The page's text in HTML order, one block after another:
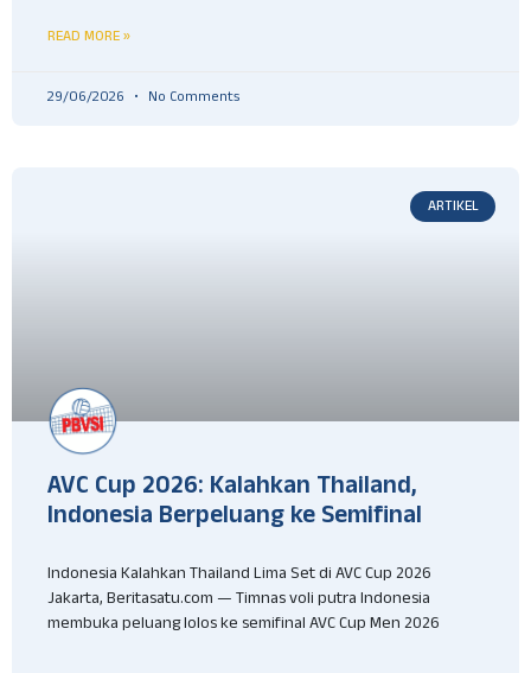
READ MORE »
29/06/2026 No Comments
ARTIKEL
AVC Cup 2026: Kalahkan Thailand,
Indonesia Berpeluang ke Semifinal
Indonesia Kalahkan Thailand Lima Set di AVC Cup 2026
Jakarta, Beritasatu.com — Timnas voli putra Indonesia
membuka peluang lolos ke semifinal AVC Cup Men 2026